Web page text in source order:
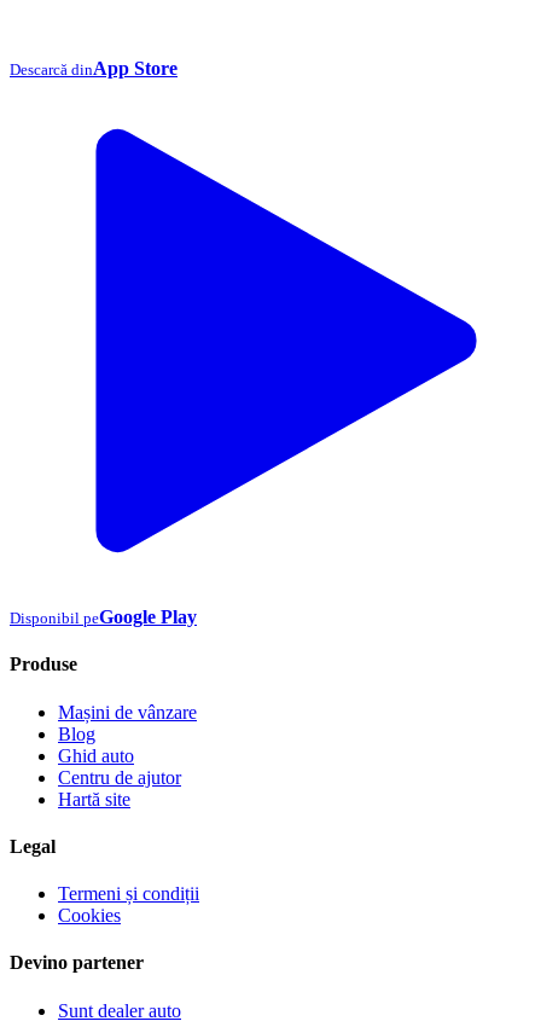
Descarcă dinApp Store
Disponibil peGoogle Play
Produse
Mașini de vânzare
Blog
Ghid auto
Centru de ajutor
Hartă site
Legal
Termeni și condiții
Cookies
Devino partener
Sunt dealer auto